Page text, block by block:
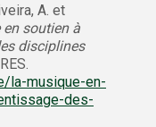
A. et
soutien à
disciplines
la-musique-en-
des-